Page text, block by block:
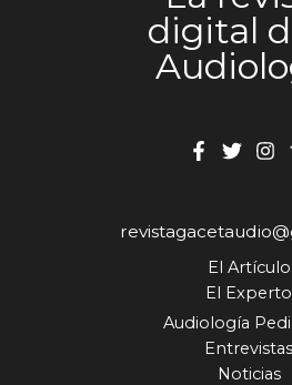
generaciones depositaron
trayectoria en GN en una
quedó enterrada junto a la
acompañado a la
de la audición y con el
de largo recorrido, basado en
excelencia operativa y la
futuro centro de Leganés
de ser mucho más que un
crecimiento, conocimiento,
digital
El Artículo
El Experto
Audiología
Entrevistas
Noticias